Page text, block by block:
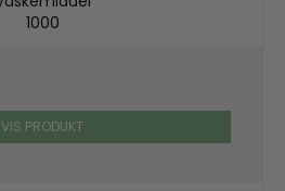
1000
VIS PRODUKT